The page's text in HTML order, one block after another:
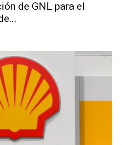
de GNL para el